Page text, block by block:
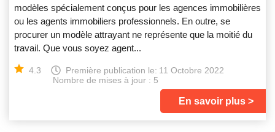
modèles spécialement conçus pour les agences immobilières
ou les agents immobiliers professionnels. En outre, se
procurer un modèle attrayant ne représente que la moitié du
travail. Que vous soyez agent...
4.3 Première publication le: 11 Octobre 2022
Nombre de mises à jour : 5
En savoir plus